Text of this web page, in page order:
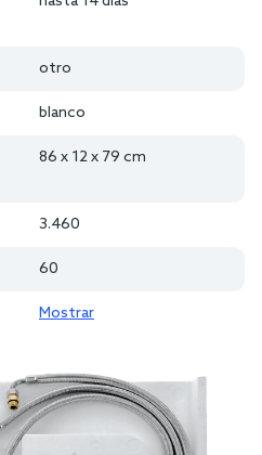
otro
blanco
86 x 12 x 79 cm
3.460
60
Mostrar